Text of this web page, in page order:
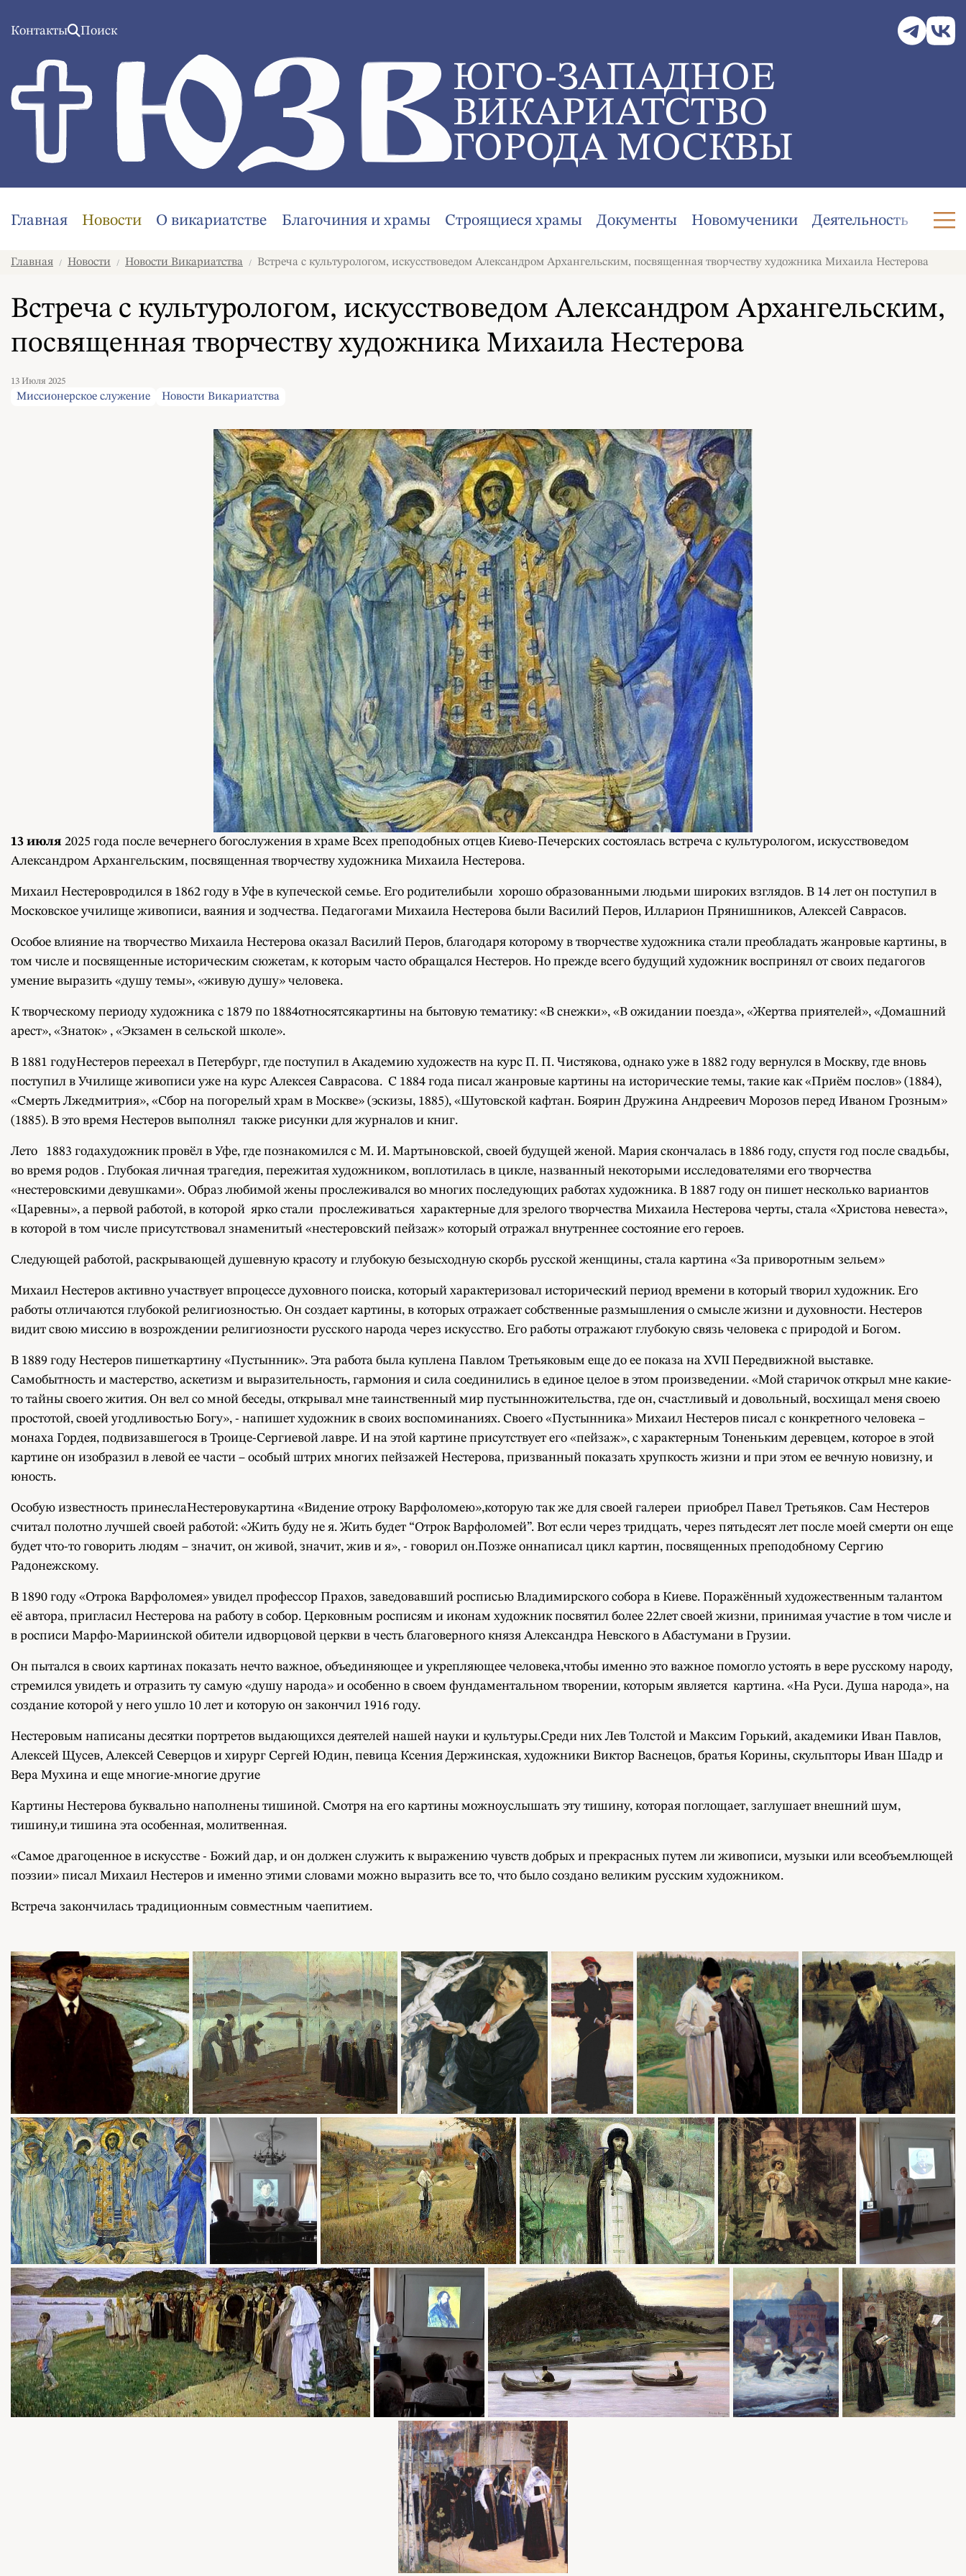
Контакты Поиск
ЮГО-ЗАПАДНОЕ
ВИКАРИАТСТВО
ГОРОДА МОСКВЫ
Главная Новости О викариатстве Благочиния и храмы Строящиеся храмы Документы Новомученики Деятельность
Главная / Новости / Новости Викариатства / Встреча с культурологом, искусствоведом Александром Архангельским, посвященная творчеству художника Михаила Нестерова
Встреча с культурологом, искусствоведом Александром Архангельским,
посвященная творчеству художника Михаила Нестерова
13 Июля 2025
Миссионерское служение Новости Викариатства
13 июля 2025 года после вечернего богослужения в храме Всех преподобных отцев Киево-Печерских состоялась встреча с культурологом, искусствоведом
Александром Архангельским, посвященная творчеству художника Михаила Нестерова.
Михаил Нестеровродился в 1862 году в Уфе в купеческой семье. Его родителибыли хорошо образованными людьми широких взглядов. В 14 лет он поступил в
Московское училище живописи, ваяния и зодчества. Педагогами Михаила Нестерова были Василий Перов, Илларион Прянишников, Алексей Саврасов.
Особое влияние на творчество Михаила Нестерова оказал Василий Перов, благодаря которому в творчестве художника стали преобладать жанровые картины, в
том числе и посвященные историческим сюжетам, к которым часто обращался Нестеров. Но прежде всего будущий художник воспринял от своих педагогов
умение выразить «душу темы», «живую душу» человека.
К творческому периоду художника с 1879 по 1884относятсякартины на бытовую тематику: «В снежки», «В ожидании поезда», «Жертва приятелей», «Домашний
арест», «Знаток» , «Экзамен в сельской школе».
В 1881 годуНестеров переехал в Петербург, где поступил в Академию художеств на курс П. П. Чистякова, однако уже в 1882 году вернулся в Москву, где вновь
поступил в Училище живописи уже на курс Алексея Саврасова. С 1884 года писал жанровые картины на исторические темы, такие как «Приём послов» (1884),
«Смерть Лжедмитрия», «Сбор на погорелый храм в Москве» (эскизы, 1885), «Шутовской кафтан. Боярин Дружина Андреевич Морозов перед Иваном Грозным»
(1885). В это время Нестеров выполнял также рисунки для журналов и книг.
Лето 1883 годахудожник провёл в Уфе, где познакомился с М. И. Мартыновской, своей будущей женой. Мария скончалась в 1886 году, спустя год после свадьбы,
во время родов . Глубокая личная трагедия, пережитая художником, воплотилась в цикле, названный некоторыми исследователями его творчества
«нестеровскими девушками». Образ любимой жены прослеживался во многих последующих работах художника. В 1887 году он пишет несколько вариантов
«Царевны», а первой работой, в которой ярко стали прослеживаться характерные для зрелого творчества Михаила Нестерова черты, стала «Христова невеста»,
в которой в том числе присутствовал знаменитый «нестеровский пейзаж» который отражал внутреннее состояние его героев.
Следующей работой, раскрывающей душевную красоту и глубокую безысходную скорбь русской женщины, стала картина «За приворотным зельем»
Михаил Нестеров активно участвует впроцессе духовного поиска, который характеризовал исторический период времени в который творил художник. Его
работы отличаются глубокой религиозностью. Он создает картины, в которых отражает собственные размышления о смысле жизни и духовности. Нестеров
видит свою миссию в возрождении религиозности русского народа через искусство. Его работы отражают глубокую связь человека с природой и Богом.
В 1889 году Нестеров пишеткартину «Пустынник». Эта работа была куплена Павлом Третьяковым еще до ее показа на XVII Передвижной выставке.
Самобытность и мастерство, аскетизм и выразительность, гармония и сила соединились в единое целое в этом произведении. «Мой старичок открыл мне какие-
то тайны своего жития. Он вел со мной беседы, открывал мне таинственный мир пустынножительства, где он, счастливый и довольный, восхищал меня своею
простотой, своей угодливостью Богу», - напишет художник в своих воспоминаниях. Своего «Пустынника» Михаил Нестеров писал с конкретного человека –
монаха Гордея, подвизавшегося в Троице-Сергиевой лавре. И на этой картине присутствует его «пейзаж», с характерным Тоненьким деревцем, которое в этой
картине он изобразил в левой ее части – особый штрих многих пейзажей Нестерова, призванный показать хрупкость жизни и при этом ее вечную новизну, и
юность.
Особую известность принеслаНестеровукартина «Видение отроку Варфоломею»,которую так же для своей галереи приобрел Павел Третьяков. Сам Нестеров
считал полотно лучшей своей работой: «Жить буду не я. Жить будет “Отрок Варфоломей”. Вот если через тридцать, через пятьдесят лет после моей смерти он еще
будет что-то говорить людям – значит, он живой, значит, жив и я», - говорил он.Позже оннаписал цикл картин, посвященных преподобному Сергию
Радонежскому.
В 1890 году «Отрока Варфоломея» увидел профессор Прахов, заведовавший росписью Владимирского собора в Киеве. Поражённый художественным талантом
её автора, пригласил Нестерова на работу в собор. Церковным росписям и иконам художник посвятил более 22лет своей жизни, принимая участие в том числе и
в росписи Марфо-Мариинской обители идворцовой церкви в честь благоверного князя Александра Невского в Абастумани в Грузии.
Он пытался в своих картинах показать нечто важное, объединяющее и укрепляющее человека,чтобы именно это важное помогло устоять в вере русскому народу,
стремился увидеть и отразить ту самую «душу народа» и особенно в своем фундаментальном творении, которым является картина. «На Руси. Душа народа», на
создание которой у него ушло 10 лет и которую он закончил 1916 году.
Нестеровым написаны десятки портретов выдающихся деятелей нашей науки и культуры.Среди них Лев Толстой и Максим Горький, академики Иван Павлов,
Алексей Щусев, Алексей Северцов и хирург Сергей Юдин, певица Ксения Держинская, художники Виктор Васнецов, братья Корины, скульпторы Иван Шадр и
Вера Мухина и еще многие-многие другие
Картины Нестерова буквально наполнены тишиной. Смотря на его картины можноуслышать эту тишину, которая поглощает, заглушает внешний шум,
тишину,и тишина эта особенная, молитвенная.
«Самое драгоценное в искусстве - Божий дар, и он должен служить к выражению чувств добрых и прекрасных путем ли живописи, музыки или всеобъемлющей
поэзии» писал Михаил Нестеров и именно этими словами можно выразить все то, что было создано великим русским художником.
Встреча закончилась традиционным совместным чаепитием.